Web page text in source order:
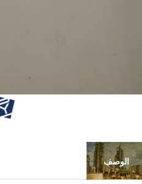
الوصف